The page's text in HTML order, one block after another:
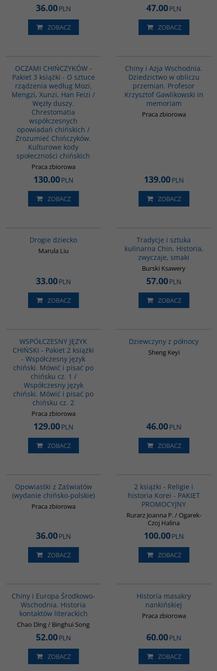
36.00PLN
ZOBACZ
47.00PLN
ZOBACZ
OCZAMI CHIŃCZYKÓW -
Pakiet 3 książki - O sztuce
rządzenia według Mozi,
Mengzi, Xunzi, Han Feizi /
Węzły duszy.
Chrestomatia
współczesnych
opowiadań chińskich /
Zrozumieć Chińczyków.
Kulturowe kody
społeczności chińskich
Praca zbiorowa
130.00PLN
ZOBACZ
Chiny i Azja Wschodnia.
Dziedzictwo w obliczu
przemian. Profesor
Krzysztof Gawlikowski in
memoriam
Praca zbiorowa
139.00PLN
ZOBACZ
Drogie dziecko
Marula Liu
33.00PLN
ZOBACZ
Tradycje i sztuka
kulinarna Chin. Historia,
zwyczaje, smaki
Burski Ksawery
57.00PLN
ZOBACZ
WSPÓŁCZESNY JĘZYK
CHIŃSKI - Pakiet 2 książki
- Współczesny język
chiński. Mówić i pisać po
chińsku cz. 1 /
Współczesny język
chiński. Mówić i pisać po
chińsku cz. 2
Praca zbiorowa
129.00PLN
ZOBACZ
Dziewczyny z północy
Sheng Keyi
46.00PLN
ZOBACZ
Opowiastki z Zaświatów
(wydanie chińsko-polskie)
Praca zbiorowa
36.00PLN
ZOBACZ
2 książki - Religie i
historia Korei - PAKIET
PROMOCYJNY
Rurarz Joanna P. / Ogarek-
Czoj Halina
100.00PLN
ZOBACZ
Chiny i Europa Środkowo-
Wschodnia. Historia
kontaktów literackich
Chao Ding / Binghui Song
52.00PLN
ZOBACZ
Historia masakry
nankińskiej
Praca zbiorowa
60.00PLN
ZOBACZ